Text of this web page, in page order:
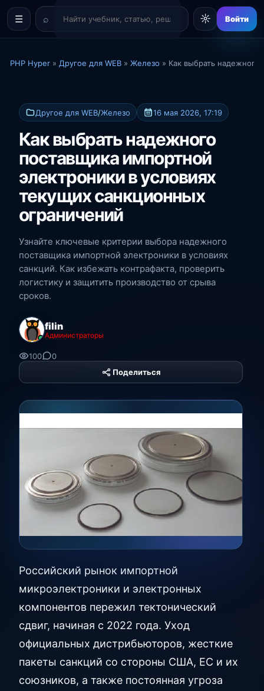
☰ ☼ Войти
PHP Hyper » Другое для WEB » Железо » Как выбрать
Другое для WEB/Железо 16 мая 2026, 17:19
Как выбрать надежного
поставщика импортной
электроники в условиях
текущих санкционных
ограничений
Узнайте ключевые критерии выбора надежного
поставщика импортной электроники в условиях
санкций. Как избежать контрафакта, проверить
логистику и защитить производство от срыва
сроков.
filin
Администраторы
100
0
Поделиться
Российский рынок импортной
микроэлектроники и электронных
компонентов пережил тектонический
сдвиг, начиная с 2022 года. Уход
официальных дистрибьюторов, жесткие
пакеты санкций со стороны США, ЕС и их
союзников, а также постоянная угроза